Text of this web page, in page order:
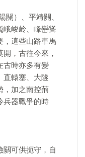
關）、平靖關、
峨峻岭、峰巒聳
，這些山路車馬
，古往今來，
古時亦多有變
直轅塞、大隧
，加之南控荊
兵器戰爭的時
關可供扼守，自